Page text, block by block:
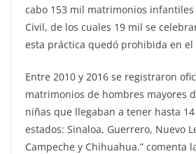
cabo 153 mil matrimonios
Civil, de los cuales 19 mil se
esta práctica quedó prohibida en el
Entre 2010 y 2016 se registraron
matrimonios de hombres mayores
niñas que llegaban a tener hasta
estados: Sinaloa, Guerrero, Nuevo
Campeche y Chihuahua.” comenta